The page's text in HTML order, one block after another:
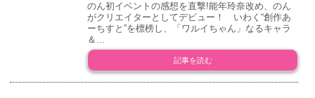
のん初イベントの感想を直撃!能年玲奈改め、のん
がクリエイターとしてデビュー！ いわく“創作あ
ーちすと”を標榜し、「ワルイちゃん」なるキャラ
＆...
記事を読む